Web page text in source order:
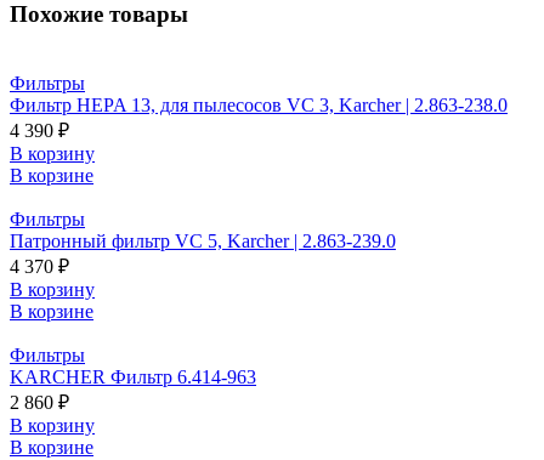
Похожие товары
Фильтры
Фильтр HEPA 13, для пылесосов VC 3, Karcher | 2.863-238.0
4 390 ₽
В корзину
В корзине
Фильтры
Патронный фильтр VC 5, Karcher | 2.863-239.0
4 370 ₽
В корзину
В корзине
Фильтры
KARCHER Фильтр 6.414-963
2 860 ₽
В корзину
В корзине